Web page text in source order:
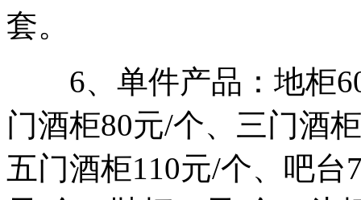
套。
6、单件产品：地柜60
门酒柜80元/个、三门酒
五门酒柜110元/个、吧台